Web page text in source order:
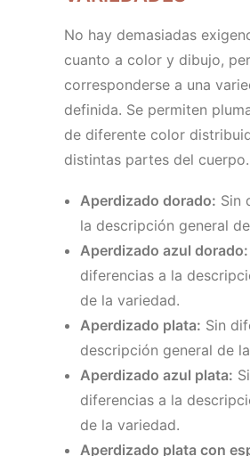
No hay demasiadas
cuanto a color y dibujo,
corresponderse a una
definida. Se permiten
de diferente color
distintas partes del cuerpo.
Aperdizado dorado: Sin
la descripción general
Aperdizado azul dorado:
diferencias a la
de la variedad.
Aperdizado plata: Sin
descripción general de
Aperdizado azul plata:
diferencias a la
de la variedad.
Aperdizado plata con